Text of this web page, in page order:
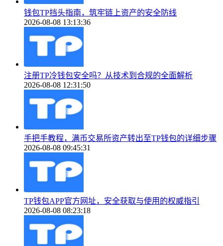
钱包TP挡头指南，筑牢链上资产的安全防线
2026-08-08 13:13:36
注册TP冷钱包安全吗？从技术到合规的全面解析
2026-08-08 12:31:50
手把手教程，满币交易所资产转出至TP钱包的详细步骤
2026-08-08 09:45:31
TP钱包APP官方网址，安全获取与使用的权威指引
2026-08-08 08:23:18